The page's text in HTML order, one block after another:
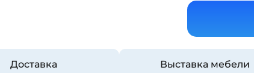
Доставка Выставка мебели